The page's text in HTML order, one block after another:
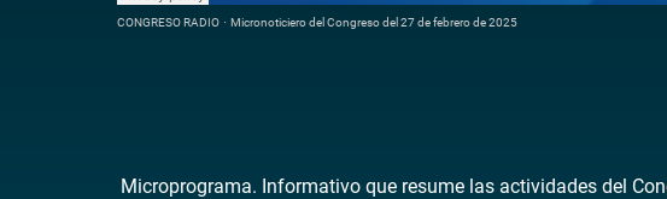
CONGRESO RADIO · Micronoticiero del Congreso del 27 de febrero de 2025
Microprograma. Informativo que resume las actividades del